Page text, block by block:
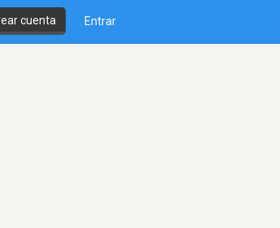
cuenta Entrar